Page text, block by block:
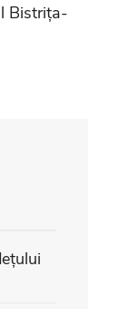
Bistrița-